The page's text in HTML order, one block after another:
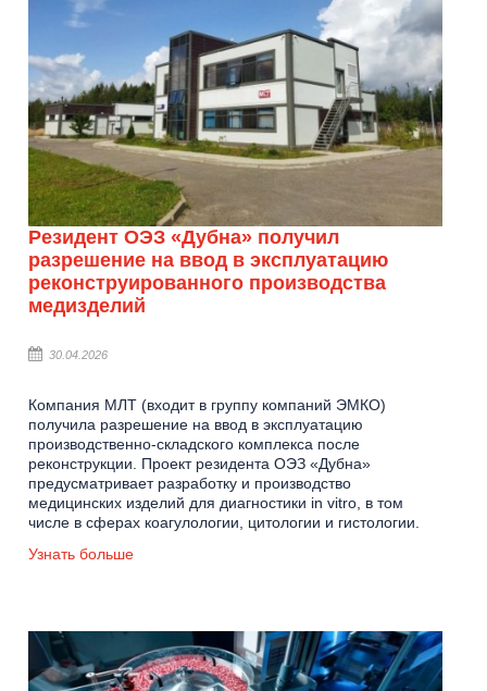
Резидент ОЭЗ «Дубна» получил
разрешение на ввод в эксплуатацию
реконструированного производства
медизделий
30.04.2026
Компания МЛТ (входит в группу компаний ЭМКО)
получила разрешение на ввод в эксплуатацию
производственно‑складского комплекса после
реконструкции. Проект резидента ОЭЗ «Дубна»
предусматривает разработку и производство
медицинских изделий для диагностики in vitro, в том
числе в сферах коагулологии, цитологии и гистологии.
Узнать больше